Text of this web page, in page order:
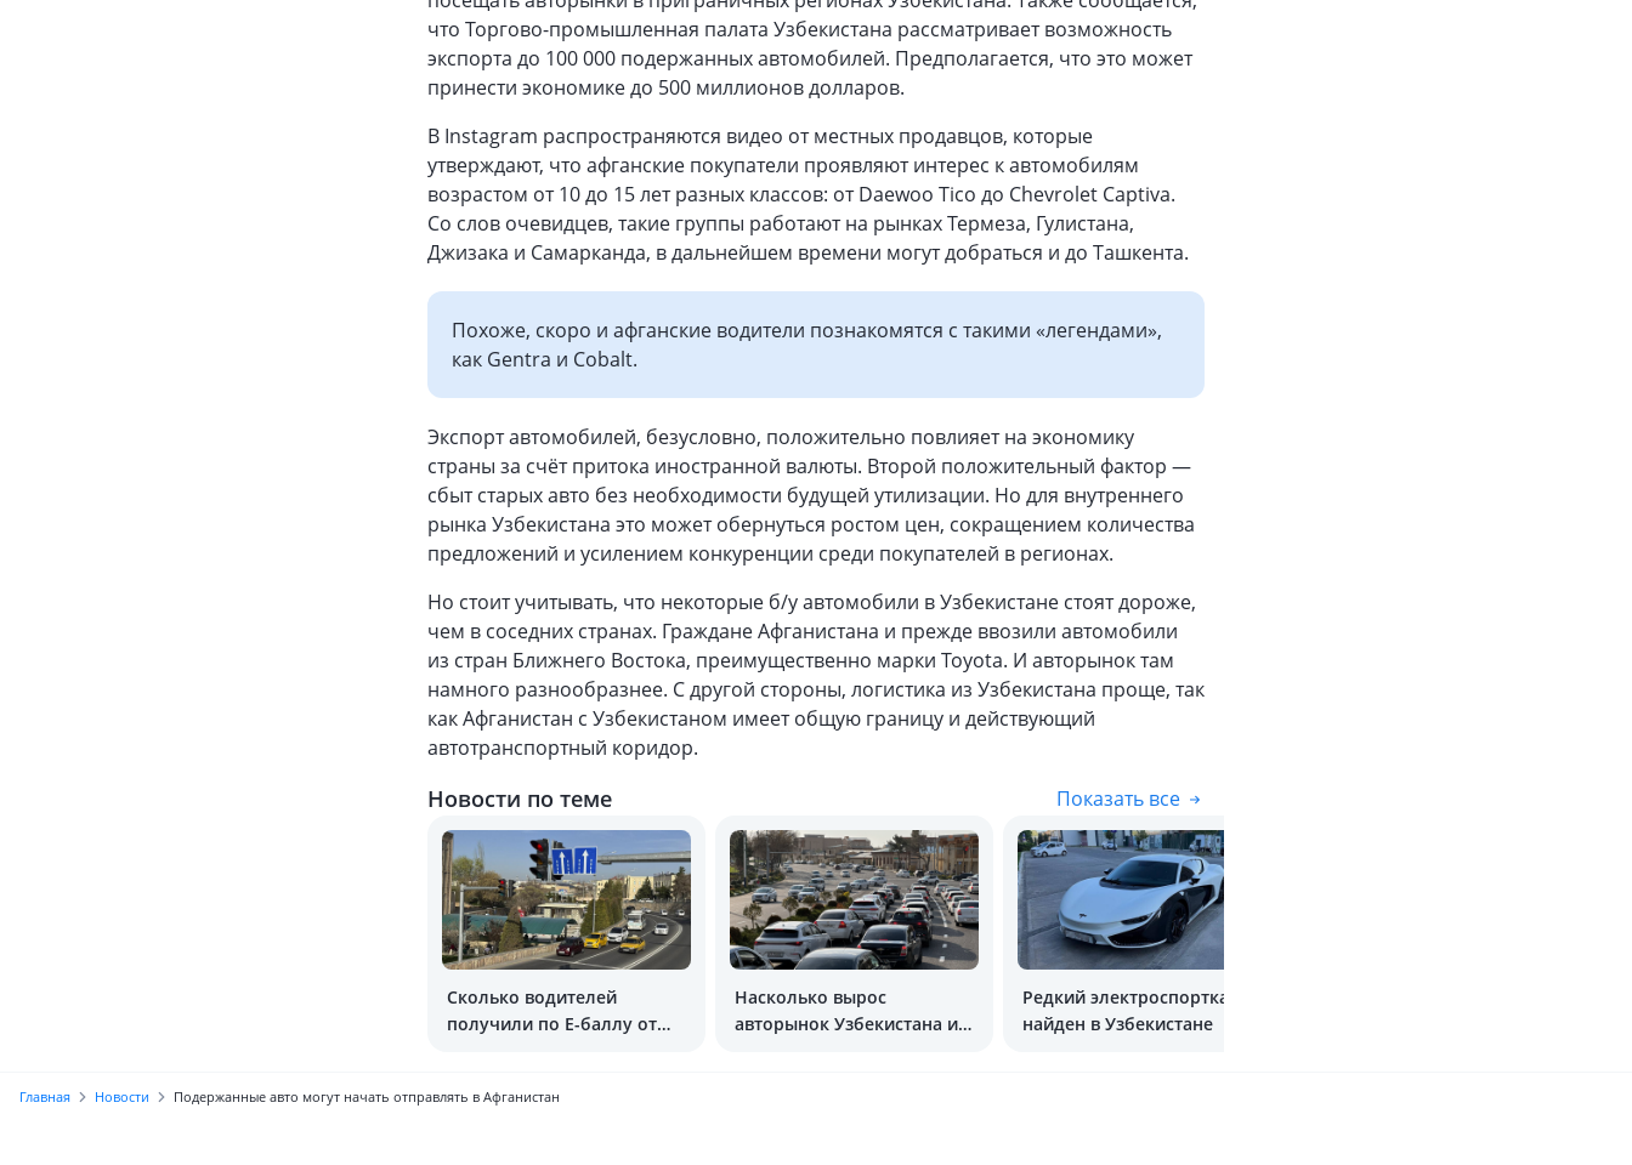
что Торгово-промышленная палата Узбекистана рассматривает возможность
экспорта до 100 000 подержанных автомобилей. Предполагается, что это может
принести экономике до 500 миллионов долларов.
В Instagram распространяются видео от местных продавцов, которые
утверждают, что афганские покупатели проявляют интерес к автомобилям
возрастом от 10 до 15 лет разных классов: от Daewoo Tico до Chevrolet Captiva.
Cо слов очевидцев, такие группы работают на рынках Термеза, Гулистана,
Джизака и Самарканда, в дальнейшем времени могут добраться и до Ташкента.
Похоже, скоро и афганские водители познакомятся с такими «легендами»,
как Gentra и Cobalt.
Экспорт автомобилей, безусловно, положительно повлияет на экономику
страны за счёт притока иностранной валюты. Второй положительный фактор —
сбыт старых авто без необходимости будущей утилизации. Но для внутреннего
рынка Узбекистана это может обернуться ростом цен, сокращением количества
предложений и усилением конкуренции среди покупателей в регионах.
Но стоит учитывать, что некоторые б/у автомобили в Узбекистане стоят дороже,
чем в соседних странах. Граждане Афганистана и прежде ввозили автомобили
из стран Ближнего Востока, преимущественно марки Toyota. И авторынок там
намного разнообразнее. С другой стороны, логистика из Узбекистана проще, так
как Афганистан с Узбекистаном имеет общую границу и действующий
автотранспортный коридор.
Новости по теме Показать все
Сколько водителей
получили по E-баллу от
Насколько вырос
авторынок Узбекистана и
Редкий электроспорткар
найден в Узбекистане
Главная Новости Подержанные авто могут начать отправлять в Афганистан